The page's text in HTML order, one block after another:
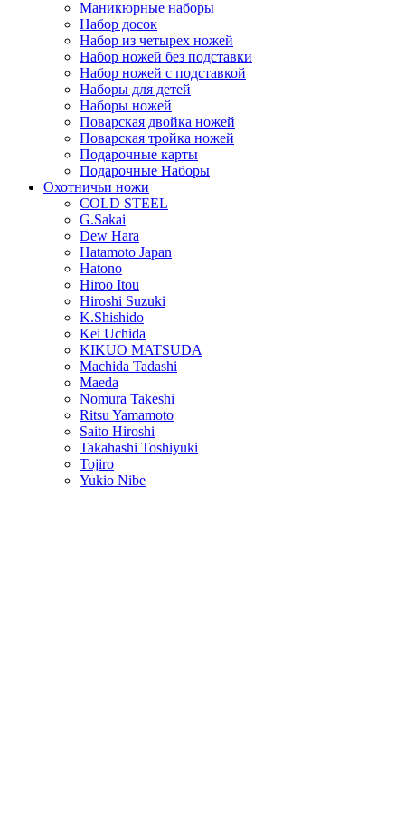
Маникюрные наборы
Набор досок
Набор из четырех ножей
Набор ножей без подставки
Набор ножей с подставкой
Наборы для детей
Наборы ножей
Поварская двойка ножей
Поварская тройка ножей
Подарочные карты
Подарочные Наборы
Охотничьи ножи
COLD STEEL
G.Sakai
Dew Hara
Hatamoto Japan
Hatono
Hiroo Itou
Hiroshi Suzuki
K.Shishido
Kei Uchida
KIKUO MATSUDA
Machida Tadashi
Maeda
Nomura Takeshi
Ritsu Yamamoto
Saito Hiroshi
Takahashi Toshiyuki
Tojiro
Yukio Nibe